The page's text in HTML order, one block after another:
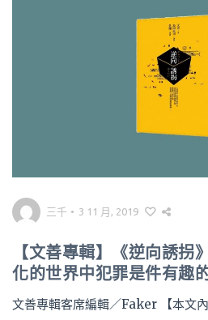
三千 • 3 11 月, 2019
【文善專輯】《逆向誘拐
化的世界中犯罪是件有趣
文善專輯客席編輯／Faker 【本文